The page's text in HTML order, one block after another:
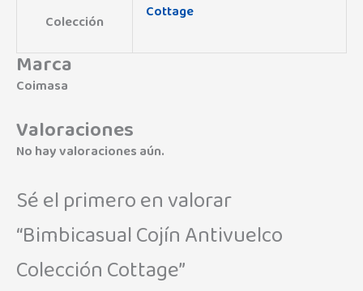
Colección Cottage
Marca
Coimasa
Valoraciones
No hay valoraciones aún.
Sé el primero en valorar
“Bimbicasual Cojín Antivuelco
Colección Cottage”